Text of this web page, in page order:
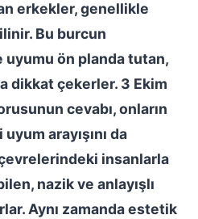
erkekler, genellikle
Bu burcun
ön planda tutan,
dikkat çekerler. 3 Ekim
cevabı, onların
arayışını da
insanlarla
nazik ve anlayışlı
Aynı zamanda estetik